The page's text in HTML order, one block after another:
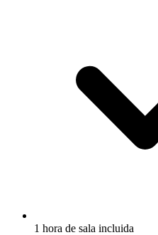
1 hora de sala incluida